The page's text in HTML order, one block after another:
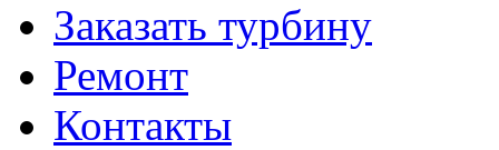
Заказать турбину
Ремонт
Контакты